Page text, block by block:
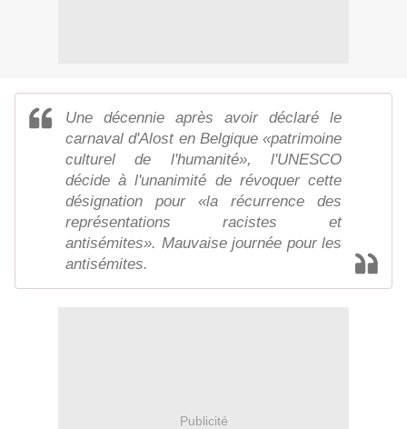
Une décennie après avoir déclaré le
carnaval d'Alost en Belgique «patrimoine
culturel de l'humanité», l'UNESCO
décide à l'unanimité de révoquer cette
désignation pour «la récurrence des
représentations racistes et
antisémites». Mauvaise journée pour les
antisémites.
Publicité